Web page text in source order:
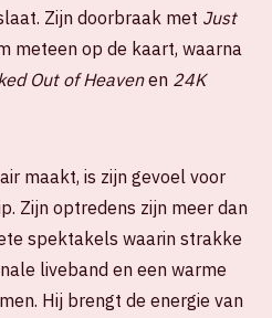
Zijn doorbraak met Just
meteen op de kaart, waarna
Out of Heavenen 24K
maakt, is zijn gevoel voor
Zijn optredens zijn meer dan
spektakels waarin strakke
liveband en een warme
Hij brengt de energie van